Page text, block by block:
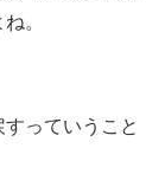
。
っていうこと